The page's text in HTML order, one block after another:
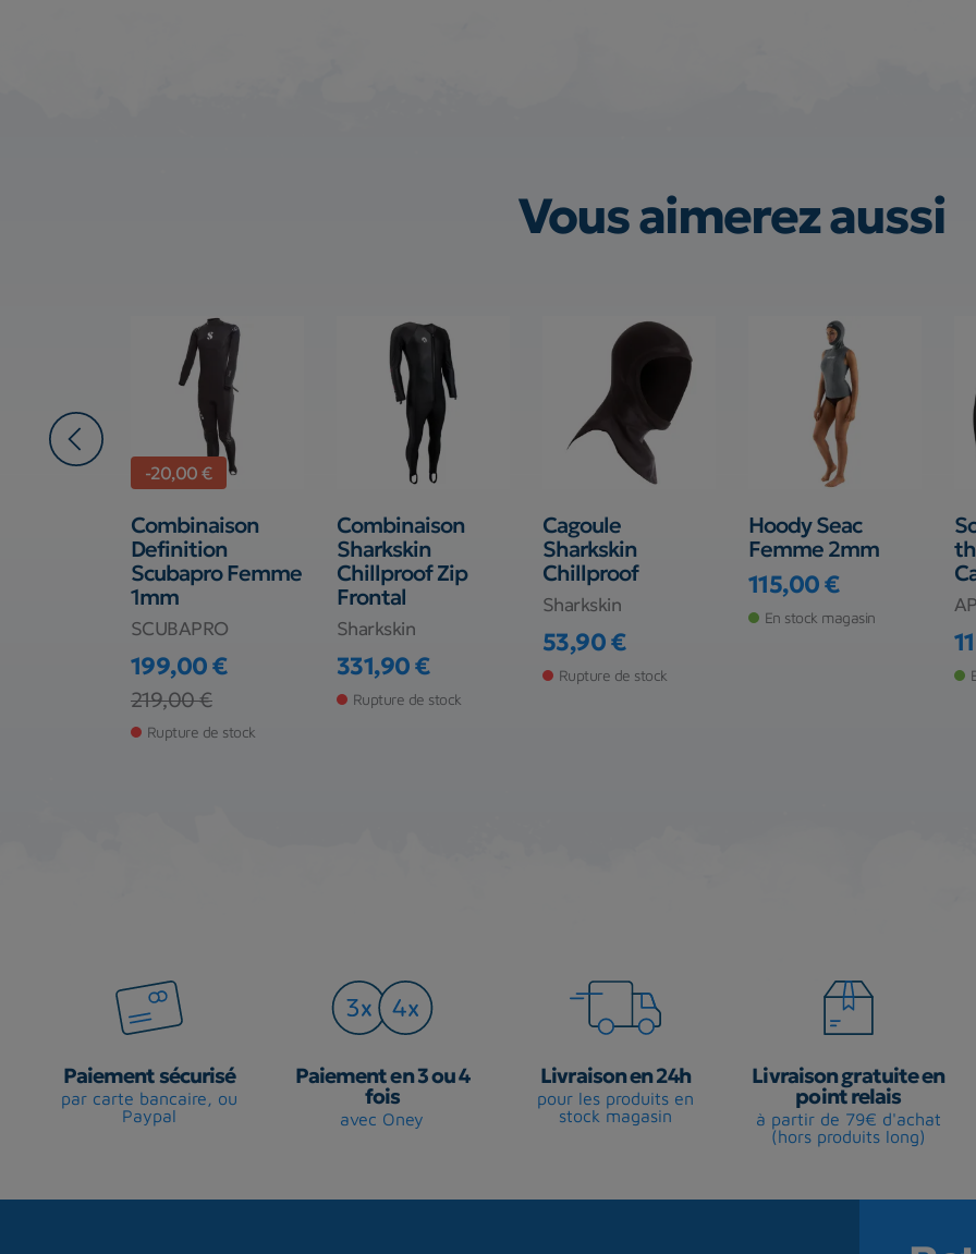
Vous aimerez aussi
-20,00 €
Combinaison
Definition
Scubapro Femme
1mm
SCUBAPRO
Prix
199,00 €
Prix de base
219,00 €
Rupture de stock
Combinaison
Sharkskin
Chillproof Zip
Frontal
Sharkskin
Prix
331,90 €
Rupture de stock
Cagoule
Sharkskin
Chillproof
Sharkskin
Prix
53,90 €
Rupture de stock
Hoody Seac
Femme 2mm
Prix
115,00 €
En stock magasin
Paiement sécurisé
par carte bancaire, ou
Paypal
Paiement en 3 ou 4
fois
avec Oney
Livraison en 24h
pour les produits en
stock magasin
Livraison gratuite en
point relais
à partir de 79€ d'achat
(hors produits long)